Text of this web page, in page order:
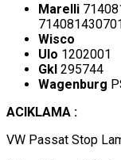
Marelli
Wisco
Ulo 1202001
Gkl 295744
Wagenburg
ACIKLAMA :
VW Passat Stop